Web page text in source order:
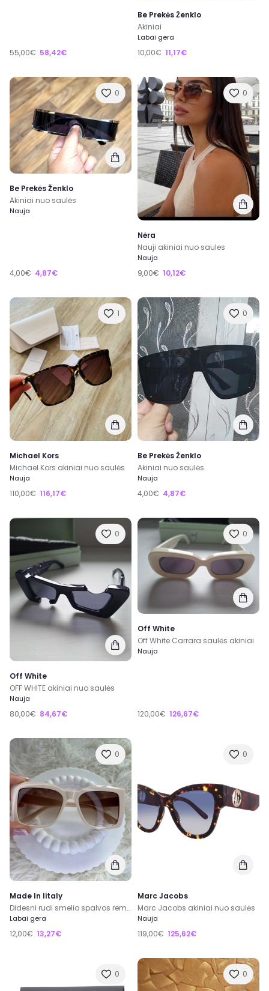
55,00€ 58,42€
Be Prekės Ženklo
Akiniai
Labai gera
10,00€ 11,17€
0
Be Prekės Ženklo
Akiniai nuo saulės
Nauja
4,00€ 4,87€
0
Nėra
Nauji akiniai nuo saules
Nauja
9,00€ 10,12€
1
Michael Kors
Michael Kors akiniai nuo saulės
Nauja
110,00€ 116,17€
0
Be Prekės Ženklo
Akiniai nuo saulės
Nauja
4,00€ 4,87€
0
Off White
OFF WHITE akiniai nuo saulės
Nauja
80,00€ 84,67€
0
Off White
Off White Carrara saulės akiniai
Nauja
120,00€ 126,67€
0
Made In Iitaly
Didesni rudi smelio spalvos remeliais akiniai nuo saules
Labai gera
12,00€ 13,27€
0
Marc Jacobs
Marc Jacobs akiniai nuo saulės
Nauja
119,00€ 125,62€
0 0